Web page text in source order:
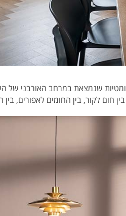
שנמצאת במרחב האורבני של
לקור, בין החומים לאפורים, בין